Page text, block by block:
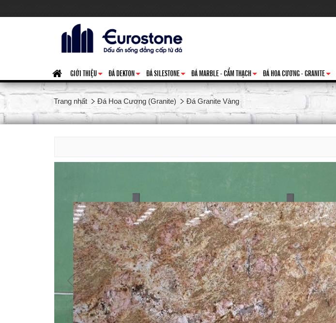
+
GIỚI THIỆU
+
ĐÁ DEKTON
+
ĐÁ SILESTONE
+
ĐÁ MARBLE - CẨM THẠCH
+
ĐÁ HOA CƯƠNG - GRANITE
Trang nhất Đá Hoa Cương (Granite) Đá Granite Vàng